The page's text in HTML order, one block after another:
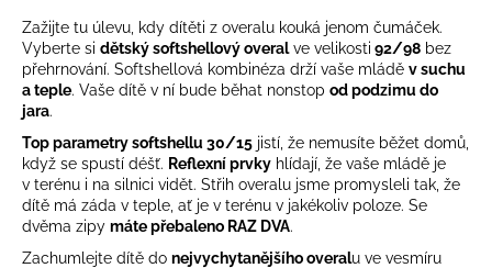
Zažijte tu úlevu, kdy dítěti z overalu kouká jenom čumáček.
Vyberte si dětský softshellový overal ve velikosti 92/98 bez
přehrnování. Softshellová kombinéza drží vaše mládě v suchu
a teple. Vaše dítě v ní bude běhat nonstop od podzimu do
jara.
Top parametry softshellu 30/15 jistí, že nemusíte běžet domů,
když se spustí déšť. Reflexní prvky hlídají, že vaše mládě je
v terénu i na silnici vidět. Střih overalu jsme promysleli tak, že
dítě má záda v teple, ať je v terénu v jakékoliv poloze. Se
dvěma zipy máte přebaleno RAZ DVA.
Zachumlejte dítě do nejvychytanějšího overalu ve vesmíru
e
t
e
n
a
j
í
t
?